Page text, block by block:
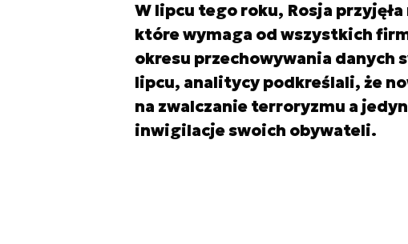
W lipcu tego roku, Rosja
które wymaga od wszystkich
okresu przechowywania danych
lipcu, analitycy podkreślali, że
na zwalczanie terroryzmu a
inwigilacje swoich obywateli.